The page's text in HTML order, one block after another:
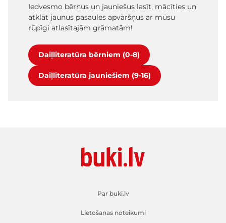
Iedvesmo bērnus un jauniešus lasīt, mācīties un
atklāt jaunus pasaules apvāršņus ar mūsu
rūpīgi atlasītajām grāmatām!
Daiļliteratūra bērniem (0-8)
Daiļliteratūra jauniešiem (9-16)
Par buki.lv
Lietošanas noteikumi